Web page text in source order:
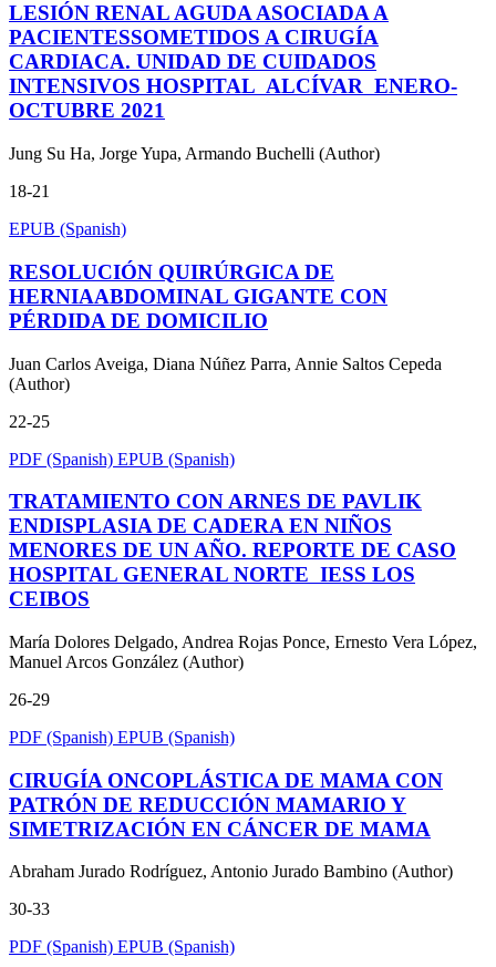
LESIÓN RENAL AGUDA ASOCIADA A
PACIENTESSOMETIDOS A CIRUGÍA
CARDIACA. UNIDAD DE CUIDADOS
INTENSIVOS HOSPITAL ALCÍVAR ENERO-
OCTUBRE 2021
Jung Su Ha, Jorge Yupa, Armando Buchelli (Author)
18-21
EPUB (Spanish)
RESOLUCIÓN QUIRÚRGICA DE
HERNIAABDOMINAL GIGANTE CON
PÉRDIDA DE DOMICILIO
Juan Carlos Aveiga, Diana Núñez Parra, Annie Saltos Cepeda
(Author)
22-25
PDF (Spanish) EPUB (Spanish)
TRATAMIENTO CON ARNES DE PAVLIK
ENDISPLASIA DE CADERA EN NIÑOS
MENORES DE UN AÑO. REPORTE DE CASO
HOSPITAL GENERAL NORTE IESS LOS
CEIBOS
María Dolores Delgado, Andrea Rojas Ponce, Ernesto Vera López,
Manuel Arcos González (Author)
26-29
PDF (Spanish) EPUB (Spanish)
CIRUGÍA ONCOPLÁSTICA DE MAMA CON
PATRÓN DE REDUCCIÓN MAMARIO Y
SIMETRIZACIÓN EN CÁNCER DE MAMA
Abraham Jurado Rodríguez, Antonio Jurado Bambino (Author)
30-33
PDF (Spanish) EPUB (Spanish)